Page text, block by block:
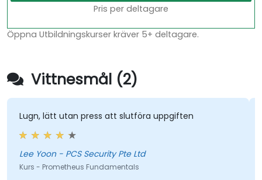
Pris per deltagare
Öppna Utbildningskurser kräver 5+ deltagare.
Vittnesmål (2)
Lugn, lätt utan press att slutföra uppgiften
Lee Yoon - PCS Security Pte Ltd
Kurs - Prometheus Fundamentals